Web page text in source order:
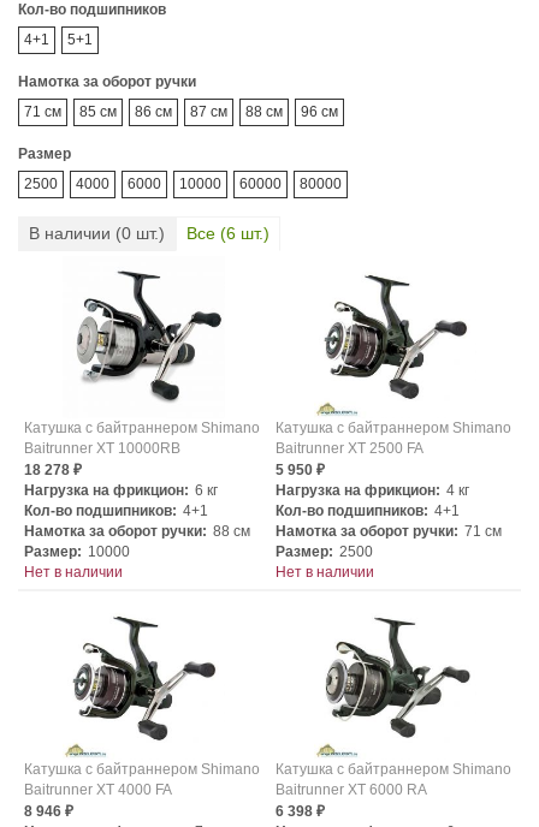
Кол-во подшипников
4+1
5+1
Намотка за оборот ручки
71 см
85 см 86 см 87 см 88 см 96 см
Размер
2500
4000 6000 10000 60000 80000
В наличии (0 шт.) Все (6 шт.)
Катушка с байтраннером Shimano
Baitrunner XT 10000RB
18 278 ₽
Нагрузка на фрикцион: 6 кг
Кол-во подшипников: 4+1
Намотка за оборот ручки: 88 см
Размер: 10000
Нет в наличии
Катушка с байтраннером Shimano
Baitrunner XT 2500 FA
5 950 ₽
Нагрузка на фрикцион: 4 кг
Кол-во подшипников: 4+1
Намотка за оборот ручки: 71 см
Размер: 2500
Нет в наличии
Катушка с байтраннером Shimano
Baitrunner XT 4000 FA
8 946 ₽
Катушка с байтраннером Shimano
Baitrunner XT 6000 RA
6 398 ₽